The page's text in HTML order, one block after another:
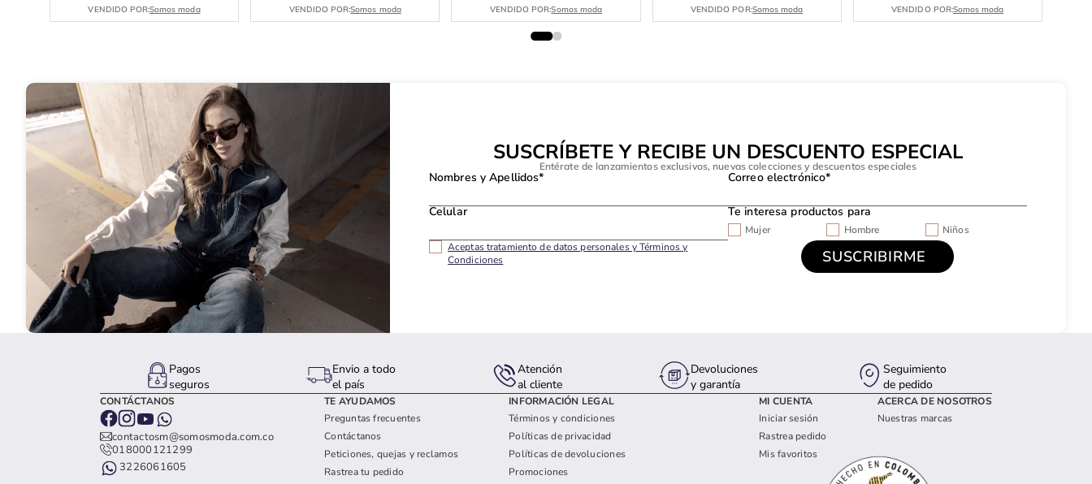
VENDIDO POR:Somos moda VENDIDO POR:Somos moda VENDIDO POR:Somos moda VENDIDO POR:Somos moda VENDIDO POR:Somos moda
SUSCRÍBETE Y RECIBE UN DESCUENTO ESPECIAL
Entérate de lanzamientos exclusivos, nuevas colecciones y descuentos especiales
Nombres y Apellidos* Correo electrónico*
Celular Te interesa productos para
Mujer Hombre
Niños
Aceptas tratamiento de datos personales y Términos y
Condiciones
Pagos
seguros
Envio a todo
el país
Atención
al cliente
Devoluciones
y garantía
Seguimiento
de pedido
CONTÁCTANOS
contactosm@somosmoda.com.co
018000121299
3226061605
TE AYUDAMOS
Preguntas frecuentes
Contáctanos
Peticiones, quejas y reclamos
Rastrea tu pedido
INFORMACIÓN LEGAL
Términos y condiciones
Políticas de privacidad
Políticas de devoluciones
Promociones
MI CUENTA
Iniciar sesión
Rastrea pedido
Mis favoritos
ACERCA DE NOSOTROS
Nuestras marcas